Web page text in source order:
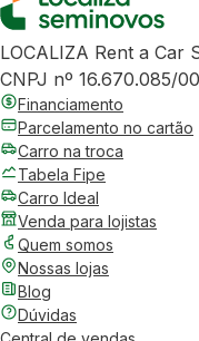
LOCALIZA Rent a Car
CNPJ nº 16.670.085/
Financiamento
Parcelamento no cartão
Carro na troca
Tabela Fipe
Carro Ideal
Venda para lojistas
Quem somos
Nossas lojas
Blog
Dúvidas